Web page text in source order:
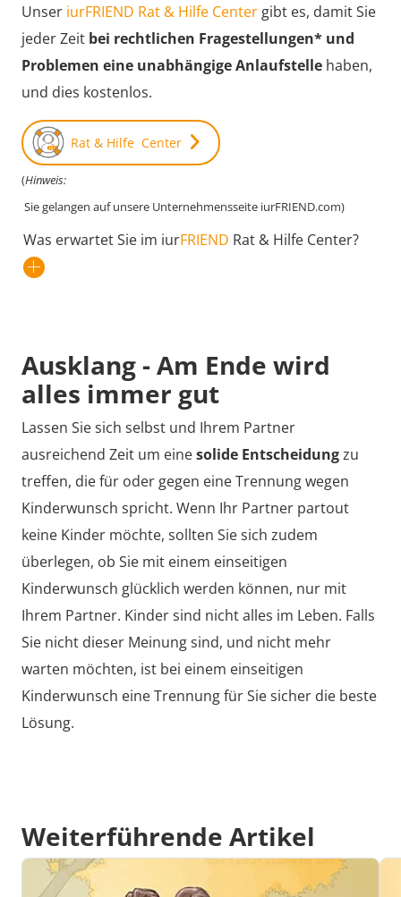
Unser iurFRIEND Rat & Hilfe Center gibt es, damit Sie
jeder Zeit bei rechtlichen Fragestellungen* und
Problemen eine unabhängige Anlaufstelle haben,
und dies kostenlos.
Rat & Hilfe Center
(Hinweis:
Sie gelangen auf unsere Unternehmensseite iurFRIEND.com)
Was erwartet Sie im iurFRIEND Rat & Hilfe Center?
Ausklang - Am Ende wird
alles immer gut
Lassen Sie sich selbst und Ihrem Partner
ausreichend Zeit um einesolide Entscheidungzu
treffen, die für oder gegen eine Trennung wegen
Kinderwunsch spricht. Wenn Ihr Partner partout
keine Kinder möchte, sollten Sie sich zudem
überlegen, ob Sie mit einem einseitigen
Kinderwunsch glücklich werden können, nur mit
Ihrem Partner. Kinder sind nicht alles im Leben. Falls
Sie nicht dieser Meinung sind, und nicht mehr
warten möchten, ist bei einem einseitigen
Kinderwunsch eine Trennung für Sie sicher die beste
Lösung.
Weiterführende Artikel